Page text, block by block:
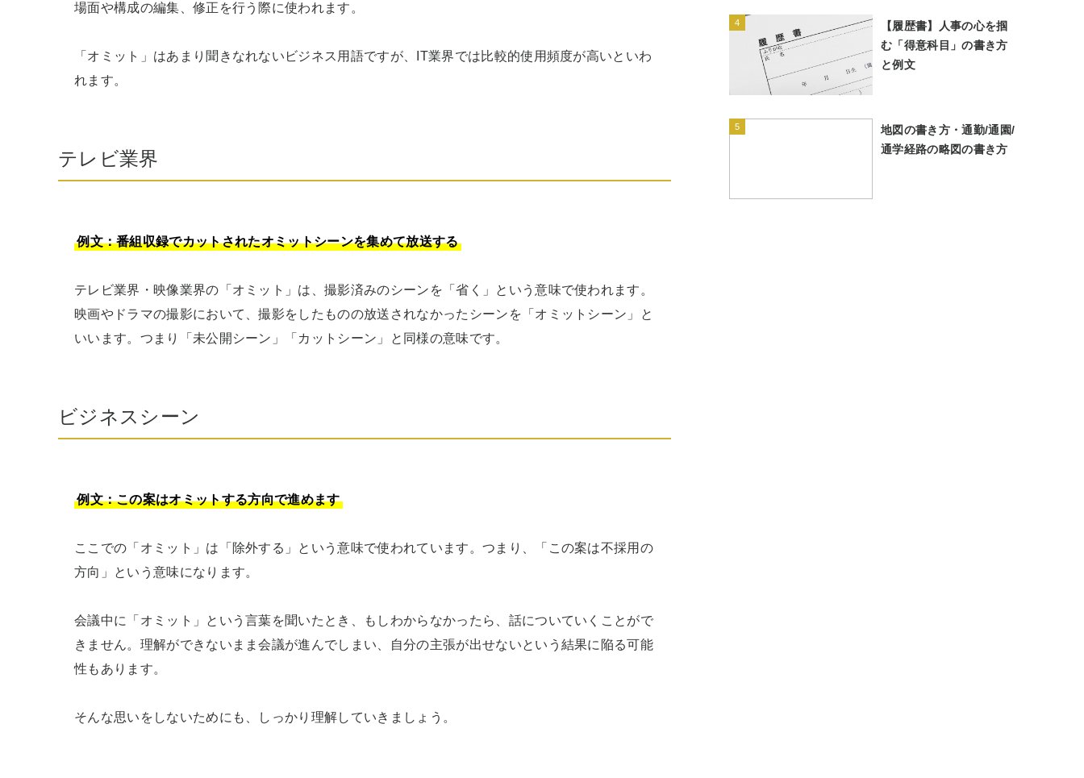
場面や構成の編集、修正を行う際に使われます。
「オミット」はあまり聞きなれないビジネス用語ですが、IT業界では比較的使用頻度が高いといわ
れます。
テレビ業界
例文：番組収録でカットされたオミットシーンを集めて放送する
テレビ業界・映像業界の「オミット」は、撮影済みのシーンを「省く」という意味で使われます。
映画やドラマの撮影において、撮影をしたものの放送されなかったシーンを「オミットシーン」と
いいます。つまり「未公開シーン」「カットシーン」と同様の意味です。
ビジネスシーン
例文：この案はオミットする方向で進めます
ここでの「オミット」は「除外する」という意味で使われています。つまり、「この案は不採用の
方向」という意味になります。
会議中に「オミット」という言葉を聞いたとき、もしわからなかったら、話についていくことがで
きません。理解ができないまま会議が進んでしまい、自分の主張が出せないという結果に陥る可能
性もあります。
そんな思いをしないためにも、しっかり理解していきましょう。
4
【履歴書】人事の心を掴
む「得意科目」の書き方
と例文
5
地図の書き方・通勤/通園/
通学経路の略図の書き方